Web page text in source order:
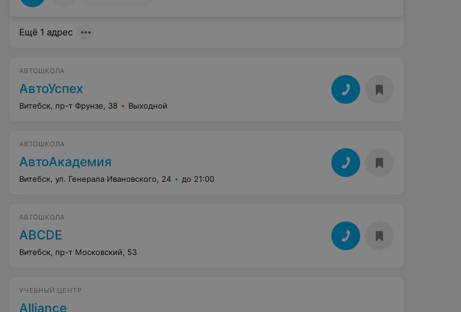
Ещё 1 адрес
АВТОШКОЛА
АвтоУспех
Витебск, пр-т Фрунзе, 38 Выходной
АВТОШКОЛА
АвтоАкадемия
Витебск, ул. Генерала Ивановского, 24 до 21:00
АВТОШКОЛА
ABCDE
Витебск, пр-т Московский, 53
УЧЕБНЫЙ ЦЕНТР
Alliance